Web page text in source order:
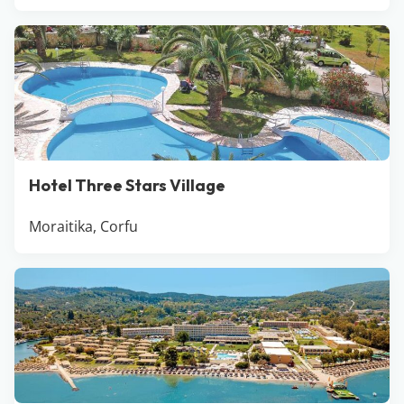
Hotel Three Stars Village
Moraitika, Corfu